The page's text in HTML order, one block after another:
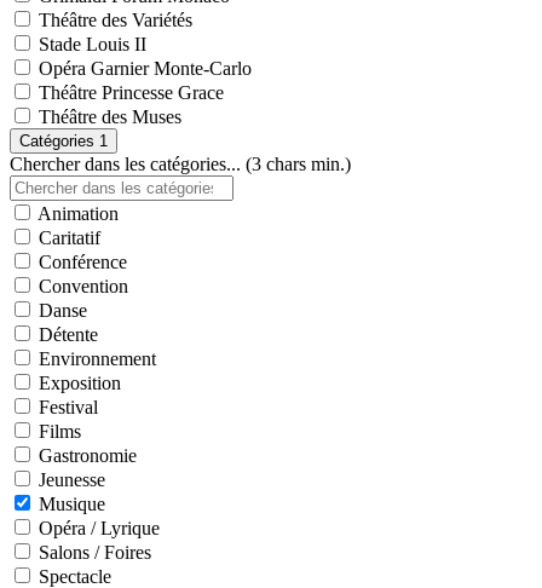
Théâtre des Variétés
Stade Louis II
Opéra Garnier Monte-Carlo
Théâtre Princesse Grace
Théâtre des Muses
Catégories 1
Chercher dans les catégories... (3 chars min.)
Animation
Caritatif
Conférence
Convention
Danse
Détente
Environnement
Exposition
Festival
Films
Gastronomie
Jeunesse
Musique
Opéra / Lyrique
Salons / Foires
Spectacle